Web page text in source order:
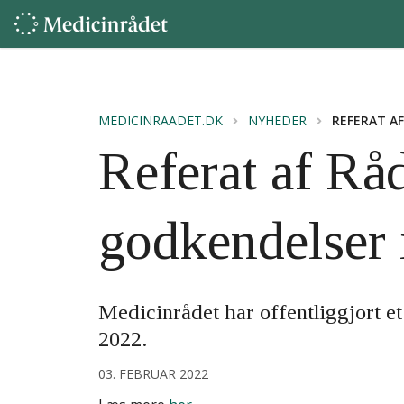
MEDICINRAADET.DK NYHEDER REFERAT
Referat af
Medicinrådet har offentliggjort
2022.
03. FEBRUAR 2022